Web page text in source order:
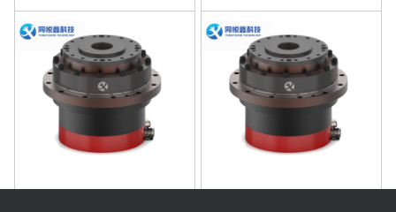
型号HSA40B51 型号HSA40B81